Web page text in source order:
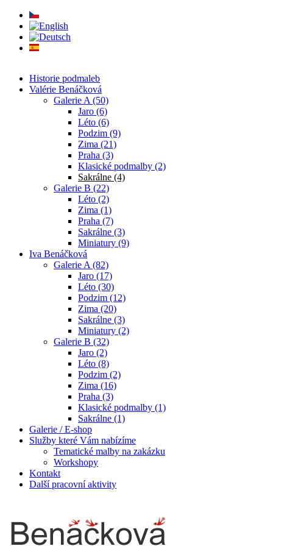
Přejít k hlavnímu obsahu
Historie podmaleb
Valérie Benáčková
Galerie A (50)
Jaro (6)
Léto (6)
Podzim (9)
Zima (21)
Praha (3)
Klasické podmalby (2)
Sakrálne (4)
Galerie B (22)
Léto (2)
Zima (1)
Praha (7)
Sakrálne (3)
Miniatury (9)
Iva Benáčková
Galerie A (82)
Jaro (17)
Léto (30)
Podzim (12)
Zima (20)
Sakrálne (3)
Miniatury (2)
Galerie B (32)
Jaro (2)
Léto (8)
Podzim (2)
Zima (16)
Praha (3)
Klasické podmalby (1)
Sakrálne (1)
Galerie / E-shop
Služby které Vám nabízíme
Tematické malby na zakázku
Workshopy
Kontakt
Další pracovní aktivity